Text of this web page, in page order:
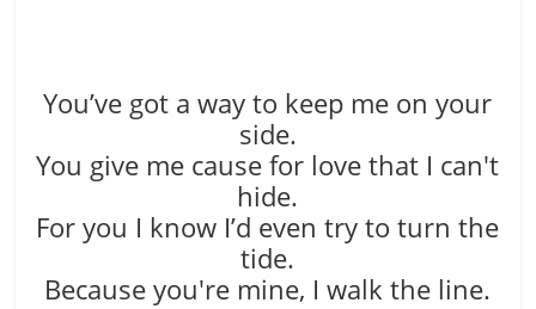
You’ve got a way to keep me on your
side.
You give me cause for love that I can′t
hide.
For you I know I’d even try to turn the
tide.
Because you′re mine, I walk the line.